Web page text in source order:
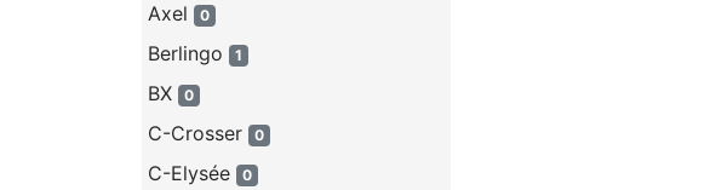
Axel 0
Berlingo 1
BX 0
C-Crosser 0
C-Elysée 0